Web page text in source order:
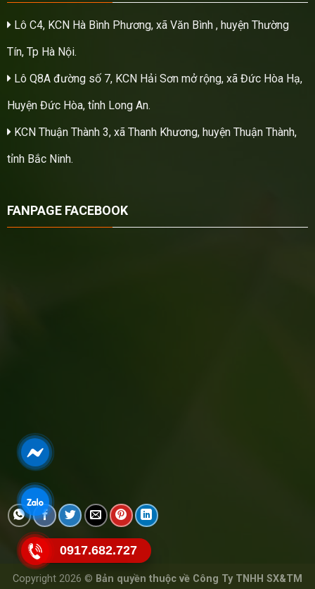
Lô C4, KCN Hà Bình Phương, xã Văn Bình , huyện Thường
Tín, Tp Hà Nội.
Lô Q8A đường số 7, KCN Hải Sơn mở rộng, xã Đức Hòa Hạ,
Huyện Đức Hòa, tỉnh Long An.
KCN Thuận Thành 3, xã Thanh Khương, huyện Thuận Thành,
tỉnh Bắc Ninh.
FANPAGE FACEBOOK
Copyright 2026 © Bản quyền thuộc về Công Ty TNHH SX&TM
0917.682.727